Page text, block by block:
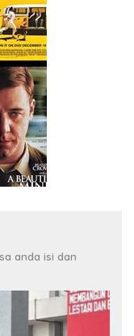
anda isi dan